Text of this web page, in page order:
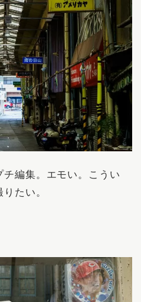
編集。エモい。こうい
たい。